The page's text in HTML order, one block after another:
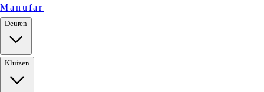
Manufar
Deuren
Kluizen